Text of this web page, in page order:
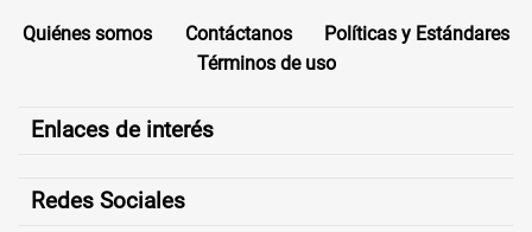
Quiénes somos Contáctanos
Políticas y Estándares
Términos de uso
Enlaces de interés
Redes Sociales